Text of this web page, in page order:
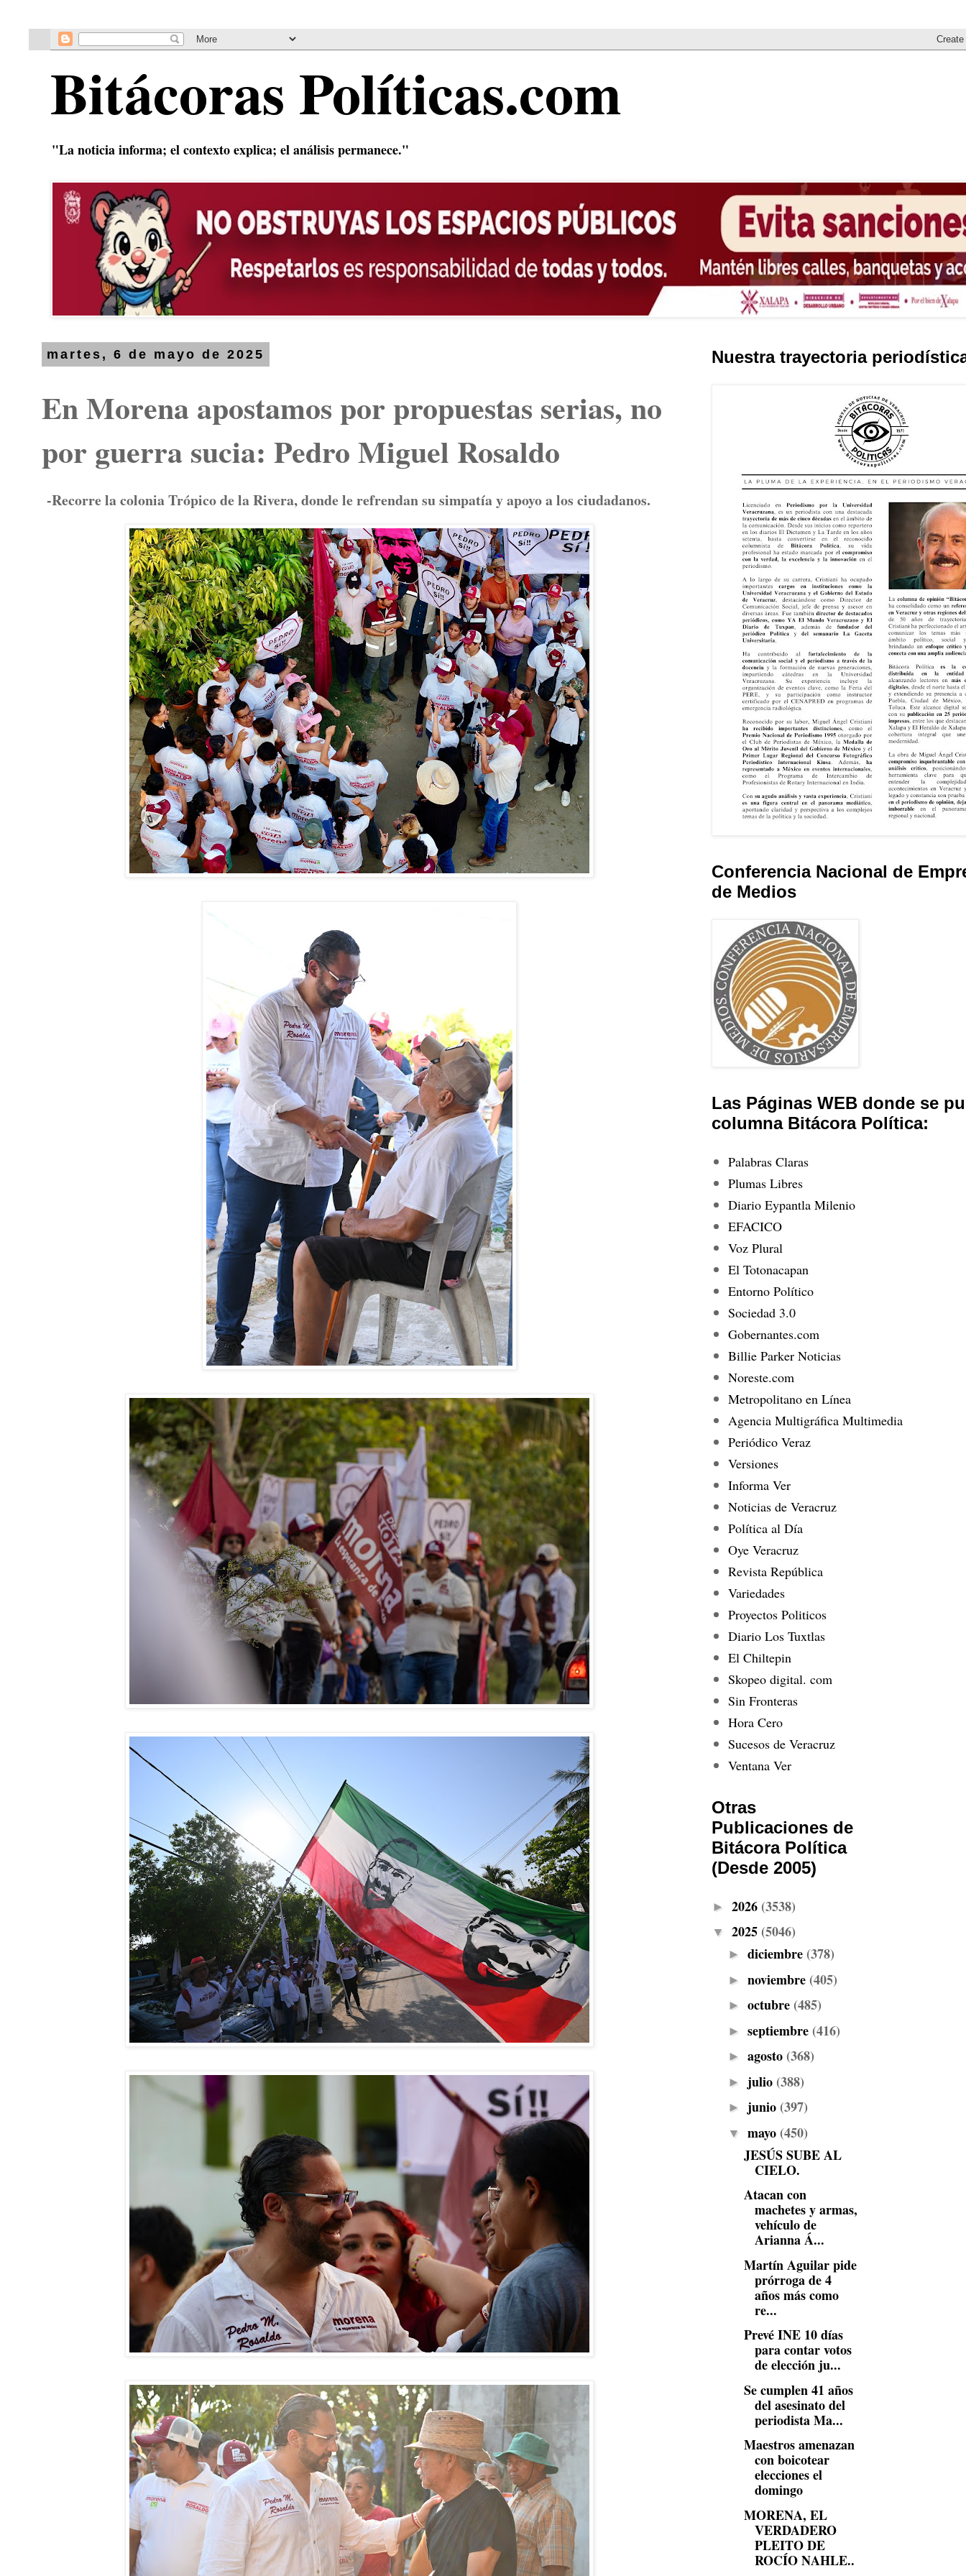
Bitácoras Políticas.com
"La noticia informa; el contexto explica; el análisis permanece."
martes, 6 de mayo de 2025
En Morena apostamos por propuestas serias, no
por guerra sucia: Pedro Miguel Rosaldo
-Recorre la colonia Trópico de la Rivera, donde le refrendan su simpatía y apoyo a los ciudadanos.
Nuestra trayectoria
Conferencia Nacional de
de Medios
Las Páginas WEB donde se
columna Bitácora Política:
Palabras Claras
Plumas Libres
Diario Eypantla Milenio
EFACICO
Voz Plural
El Totonacapan
Entorno Político
Sociedad 3.0
Gobernantes.com
Billie Parker Noticias
Noreste.com
Metropolitano en Línea
Agencia Multigráfica Multimedia
Periódico Veraz
Versiones
Informa Ver
Noticias de Veracruz
Política al Día
Oye Veracruz
Revista República
Variedades
Proyectos Politicos
Diario Los Tuxtlas
El Chiltepin
Skopeo digital. com
Sin Fronteras
Hora Cero
Sucesos de Veracruz
Ventana Ver
Otras
Publicaciones de
Bitácora Política
(Desde 2005)
► 2026 (3538)
▼ 2025 (5046)
► diciembre (378)
► noviembre (405)
► octubre (485)
► septiembre (416)
► agosto (368)
► julio (388)
► junio (397)
▼ mayo (450)
JESÚS SUBE AL
CIELO.
Atacan con
machetes y armas,
vehículo de
Arianna Á...
Martín Aguilar pide
prórroga de 4
años más como
re...
Prevé INE 10 días
para contar votos
de elección ju...
Se cumplen 41 años
del asesinato del
periodista Ma...
Maestros amenazan
con boicotear
elecciones el
domingo
MORENA, EL
VERDADERO
PLEITO DE
ROCÍO NAHLE..